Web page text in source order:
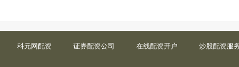
科元网配资 证券配资公司 在线配资开户 炒股配资服